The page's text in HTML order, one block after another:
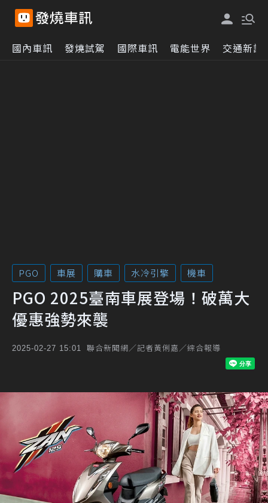
國內車訊 發燒試駕 國際車訊 電能世界 交通新訊
PGO 車展 購車 水冷引擎 機車
PGO 2025臺南車展登場！破萬大
優惠強勢來襲
2025-02-27 15:01 聯合新聞網／記者黃俐嘉／綜合報導